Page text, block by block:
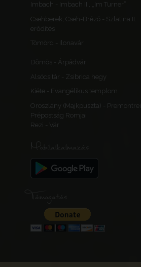
Imbach - Imbach II., „Im Turner”
Csehberek, Cseh-Brézó - Szlatina II.
erődítés
Tömörd - Ilonavár
Dömös - Árpádvár
Alsócsitár - Zsibrica hegy
Kiéte - Evangélikus templom
Oroszlány (Majkpuszta) - Premontrei
Prépostság Romjai
Rezi - Vár
Mobilalkalmazás
Támogatás